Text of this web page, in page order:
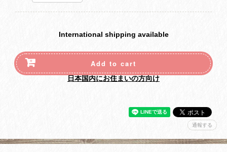
International shipping available
Add to cart
日本国内にお住まいの方向け
通報する